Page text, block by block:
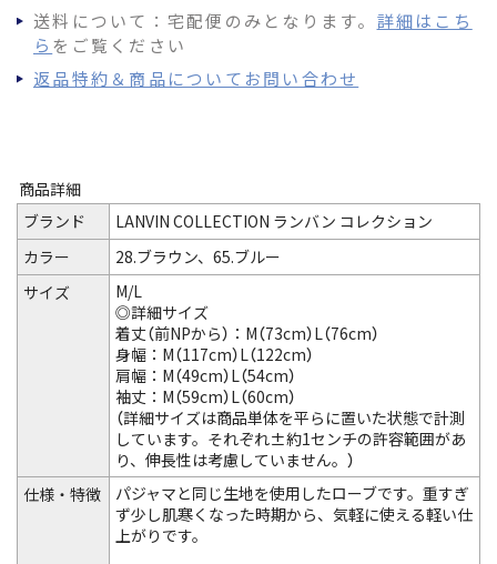
送料について：宅配便のみとなります。 詳細はこち
ら をご覧ください
返品特約＆商品についてお問い合わせ
商品詳細
ブランド
LANVIN COLLECTION ランバン コレクション
カラー
28.ブラウン、65.ブルー
サイズ
M/L
◎詳細サイズ
着丈（前NPから）：M（73cm）L（76cm）
身幅：M（117cm）L（122cm）
肩幅：M（49cm）L（54cm）
袖丈：M（59cm）L（60cm）
（詳細サイズは商品単体を平らに置いた状態で計測
しています。それぞれ±約1センチの許容範囲があ
り、伸長性は考慮していません。）
仕様・特徴
パジャマと同じ生地を使用したローブです。重すぎ
ず少し肌寒くなった時期から、気軽に使える軽い仕
上がりです。